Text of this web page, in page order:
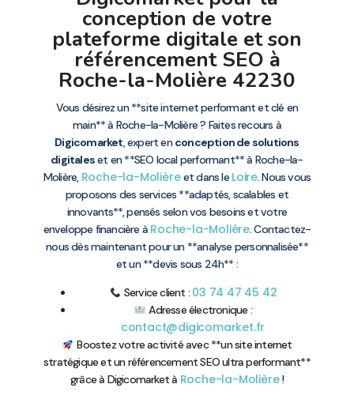
conception de votre
plateforme digitale et son
référencement SEO à
Roche-la-Molière 42230
Vous désirez un **site internet performant et clé en
main** à Roche-la-Molière ? Faites recours à
Digicomarket, expert enconception de solutions
digitaleset en **SEO local performant** à Roche-la-
Molière, Roche-la-Molièreet dans le Loire. Nous vous
proposons des services **adaptés, scalables et
innovants**, pensés selon vos besoins et votre
enveloppe financière à Roche-la-Molière. Contactez-
nous dès maintenant pour un **analyse personnalisée**
et un **devis sous 24h** :
Service client : 03 74 47 45 42
Adresse électronique :
contact@digicomarket.fr
Boostez votre activité avec **un site internet
stratégique et un référencement SEO ultra performant**
grâce à Digicomarket à Roche-la-Molière!